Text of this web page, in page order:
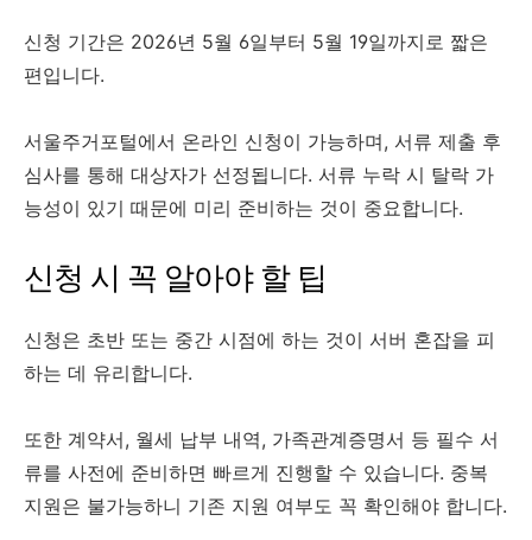
신청 기간은 2026년 5월 6일부터 5월 19일까지로 짧은
편입니다.
서울주거포털에서 온라인 신청이 가능하며, 서류 제출 후
심사를 통해 대상자가 선정됩니다. 서류 누락 시 탈락 가
능성이 있기 때문에 미리 준비하는 것이 중요합니다.
신청 시 꼭 알아야 할 팁
신청은 초반 또는 중간 시점에 하는 것이 서버 혼잡을 피
하는 데 유리합니다.
또한 계약서, 월세 납부 내역, 가족관계증명서 등 필수 서
류를 사전에 준비하면 빠르게 진행할 수 있습니다. 중복
지원은 불가능하니 기존 지원 여부도 꼭 확인해야 합니다.